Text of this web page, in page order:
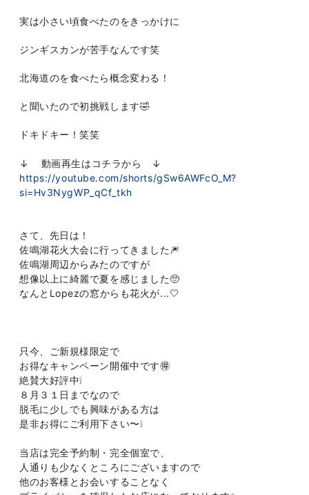
実は小さい頃食べたのをきっかけに
ジンギスカンが苦手なんです笑
北海道のを食べたら概念変わる！
と聞いたので初挑戦します🤣
ドキドキー！笑笑
↓ 動画再生はコチラから ↓
https://youtube.com/shorts/gSw6AWFcO_M?
si=Hv3NygWP_qCf_tkh
さて、先日は！
佐鳴湖花火大会に行ってきました🎆
佐鳴湖周辺からみたのですが
想像以上に綺麗で夏を感じました🥺
なんとLopezの窓からも花火が...🤍
只今、ご新規様限定で
お得なキャンペーン開催中です🉐
絶賛大好評中❕
８月３１日までなので
脱毛に少しでも興味がある方は
是非お得にご利用下さい〜❕
当店は完全予約制・完全個室で、
人通りも少なくところにございますので
他のお客様とお会いすることなく